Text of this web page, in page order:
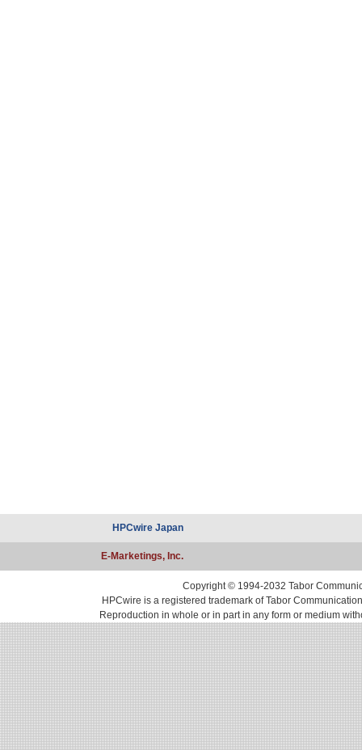
HPCwire Japan
E-Marketings, Inc.
Copyright © 1994-2032 Tabor
HPCwire is a registered trademark of Tabor
Reproduction in whole or in part in any form or medium